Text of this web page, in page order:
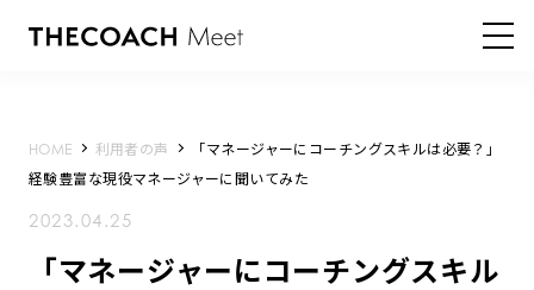
HOME 利用者の声
「マネージャーにコーチングスキルは必要？」
経験豊富な現役マネージャーに聞いてみた
2023.04.25
「マネージャーにコーチングスキル